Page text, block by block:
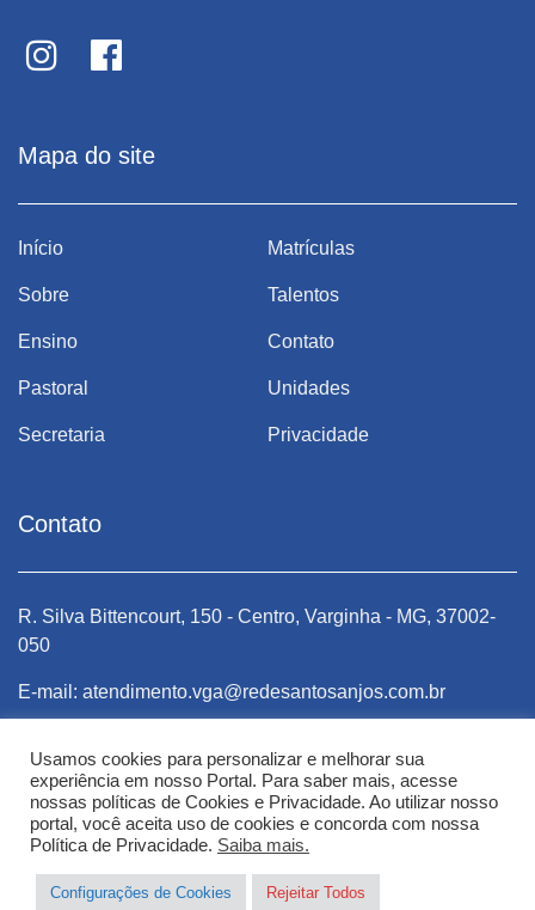
Mapa do site
Início
Sobre
Ensino
Pastoral
Secretaria
Matrículas
Talentos
Contato
Unidades
Privacidade
Contato
R. Silva Bittencourt, 150 - Centro, Varginha - MG, 37002-
050
E-mail: atendimento.vga@redesantosanjos.com.br
Telefone: (35) 3221-5667
Varginha | Colégio Santos Anjos
Usamos cookies para personalizar e melhorar sua
experiência em nosso Portal. Para saber mais, acesse
nossas políticas de Cookies e Privacidade. Ao utilizar nosso
portal, você aceita uso de cookies e concorda com nossa
Política de Privacidade. Saiba mais.
Configurações de Cookies Rejeitar Todos